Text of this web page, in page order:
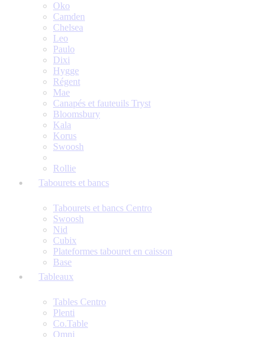
Oko
Camden
Chelsea
Leo
Paulo
Dixi
Hygge
Régent
Mae
Canapés et fauteuils Tryst
Bloomsbury
Kala
Korus
Swoosh
Rollie
Tabourets et bancs
Tabourets et bancs Centro
Swoosh
Nid
Cubix
Plateformes tabouret en caisson
Base
Tableaux
Tables Centro
Plenti
Co.Table
Omni